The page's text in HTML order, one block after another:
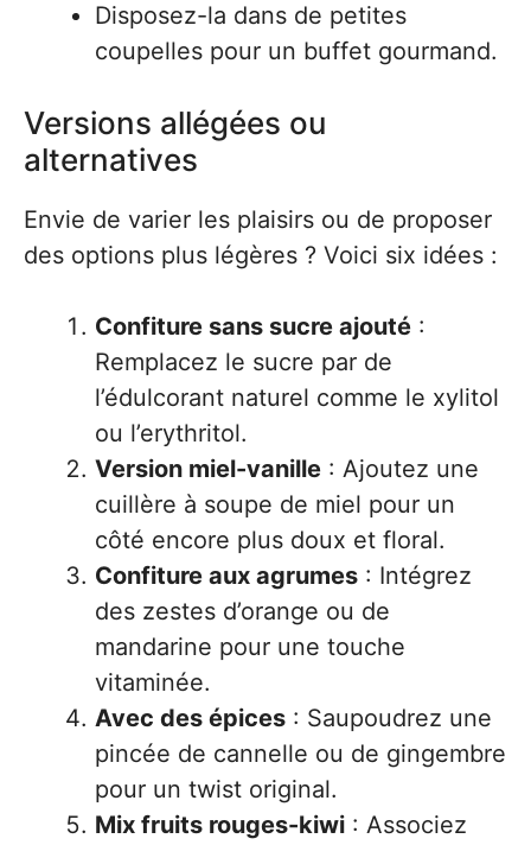
Disposez-la dans de petites
coupelles pour un buffet gourmand.
Versions allégées ou
alternatives
Envie de varier les plaisirs ou de proposer
des options plus légères ? Voici six idées :
Confiture sans sucre ajouté :
Remplacez le sucre par de
l’édulcorant naturel comme le xylitol
ou l’erythritol.
Version miel-vanille : Ajoutez une
cuillère à soupe de miel pour un
côté encore plus doux et floral.
Confiture aux agrumes : Intégrez
des zestes d’orange ou de
mandarine pour une touche
vitaminée.
Avec des épices : Saupoudrez une
pincée de cannelle ou de gingembre
pour un twist original.
Mix fruits rouges-kiwi : Associez